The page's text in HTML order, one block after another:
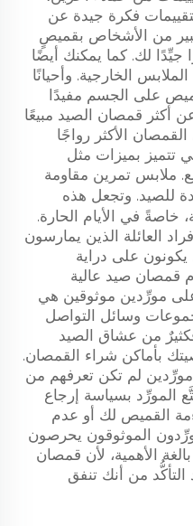
فكرة جيدة عن
من الأشخاص بقميصٍ
جيِّدًا لك. كما يمكنك أيضًا
الخارجية. وأحيانًا
على الجسم مفيدًا
أكثر قمصان الصيد مبيعًا
الأكثر رواجًا
تتميز بميزات مثل
ملابس تمرين مقاومة
للصيد. وتجعل هذه
خاصةً في الأيام الحارة.
العائلة الذين يمارسون
على دراية
قمصان صيد عالية
مورِّدين موثوقين هي
وسائل التواصل
من عشاق الصيد
بأماكن شراء القمصان.
لم تكن تعرفهم من
المورِّد بسياسة إرجاع
القميص لك أو عدم
الموثوقون يحرصون
الأهمية، لأن قمصان
التأكُّد من أنك تنفق